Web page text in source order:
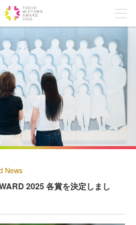
News
2025 各賞を決定しまし